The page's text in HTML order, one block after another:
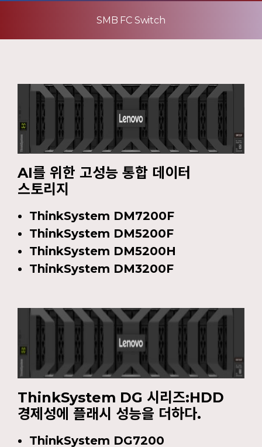
SMB FC Switch
AI를 위한 고성능 통합 데이터
스토리지
ThinkSystem DM7200F
ThinkSystem DM5200F
ThinkSystem DM5200H
ThinkSystem DM3200F
ThinkSystem DG 시리즈:HDD
경제성에 플래시 성능을 더하다.
ThinkSystem DG7200